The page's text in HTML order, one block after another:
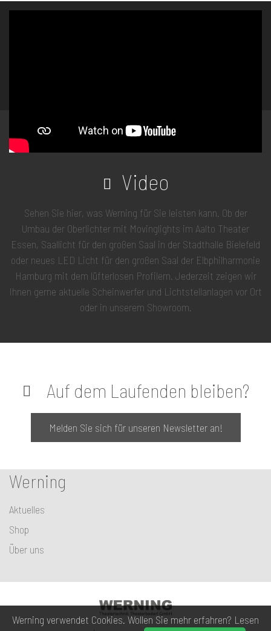
Video
Sehen Sie hier, was Werning für Sie leisten kann. Ob der
Umbau der Oberlichter mit Movinglights im Aalto Theater
Essen, Saallicht für den großen Saal in der Stadthalle Bielefeld
oder neues LED Licht für den großen Saal der Elbphilharmonie
Hamburg mit dem lüfterlosen Profilern. Jederzeit zeigen wir
Ihnen gerne aktuelle Scheinwerfer und Lichtstellanlagen vor Ort
oder in unserem Showroom.
Auf dem Laufenden bleiben?
Melden Sie sich für unseren Newsletter an!
Werning
Aktuelles
Shop
Über uns
Werning verwendet Cookies. Wollen Sie mehr erfahren? Lesen